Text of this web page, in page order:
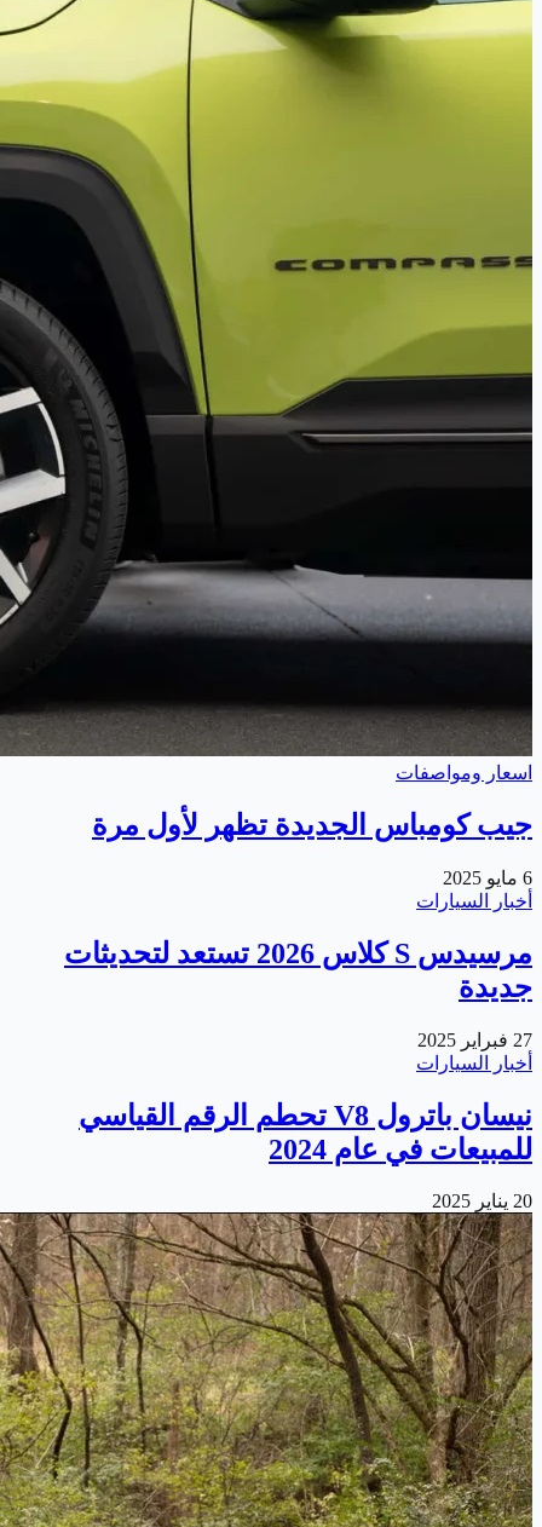
اسعار ومواصفات
جيب كومباس الجديدة تظهر لأول مرة
6 مايو 2025
أخبار السيارات
مرسيدس S كلاس 2026 تستعد لتحديثات
جديدة
27 فبراير 2025
أخبار السيارات
نيسان باترول V8 تحطم الرقم القياسي
للمبيعات في عام 2024
20 يناير 2025